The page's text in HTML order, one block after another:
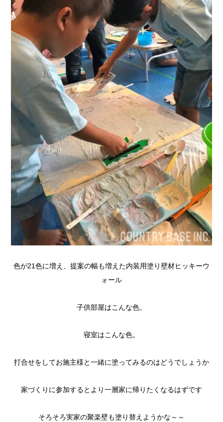
色が21色に増え、提案の幅も増えた内装用塗り壁材ヒッキーウ
ォール
子供部屋はこんな色。
寝室はこんな色。
打合せをしてお施主様と一緒に塗ってみるのはどうでしょうか
家づくりに参加するとより一層家に帰りたくなるはずです
そろそろ実家の聚楽壁も塗り替えようかな～～